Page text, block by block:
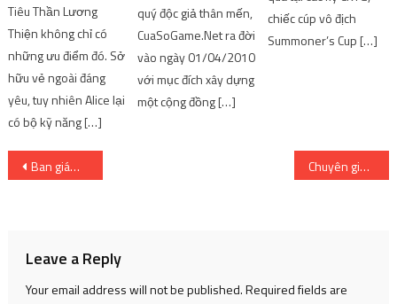
Tiêu Thần Lương
Thiện không chỉ có
những ưu điểm đó. Sở
hữu vẻ ngoài đáng
yêu, tuy nhiên Alice lại
có bộ kỹ năng […]
quý độc giả thân mến,
CuaSoGame.Net ra đời
vào ngày 01/04/2010
với mục đích xây dựng
một cộng đồng […]
chiếc cúp vô địch
Summoner’s Cup […]
Post
Ban giám khảo phải ngồi ghế nhựa để chấm thi hoa hậu, BTC nói gì? Chuyên gia tiết lộ bí quyết giúp phụ nữ tự tin về tài chính
Leave a Reply
Your email address will not be published.Required fields are